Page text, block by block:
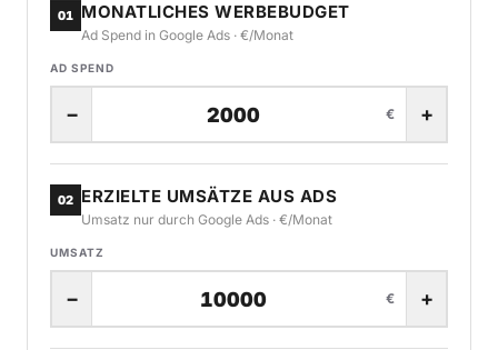
01 MONATLICHES WERBEBUDGET
Ad Spend in Google Ads · €/Monat
AD SPEND
− € +
02 ERZIELTE UMSÄTZE AUS ADS
Umsatz nur durch Google Ads · €/Monat
UMSATZ
− € +